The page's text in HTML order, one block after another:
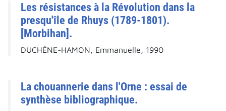
Les résistances à la Révolution dans la
presqu'île de Rhuys (1789-1801).
[Morbihan].
DUCHÊNE-HAMON, Emmanuelle, 1990
La chouannerie dans l'Orne : essai de
synthèse bibliographique.